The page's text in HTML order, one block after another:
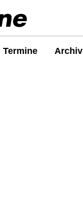
Termine Archiv